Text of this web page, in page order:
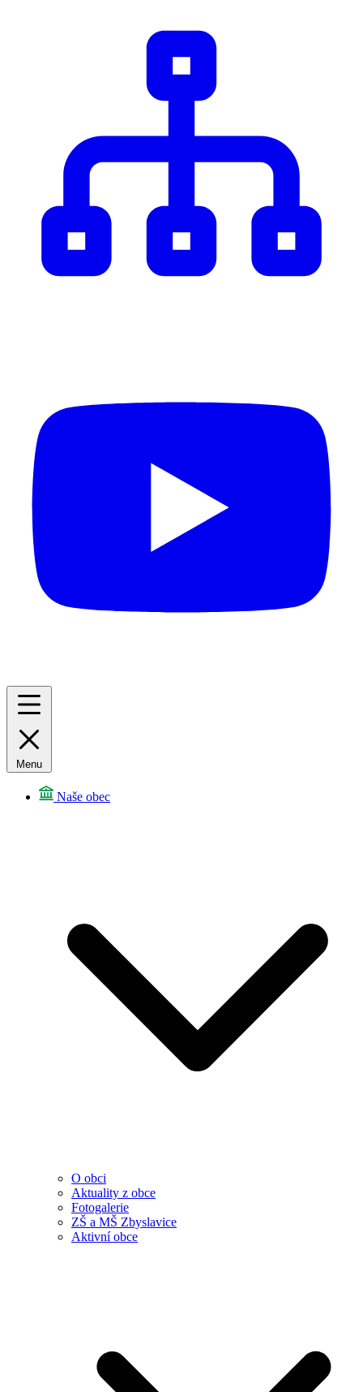
Menu
Naše obec
O obci
Aktuality z obce
Fotogalerie
ZŠ a MŠ Zbyslavice
Aktivní obce